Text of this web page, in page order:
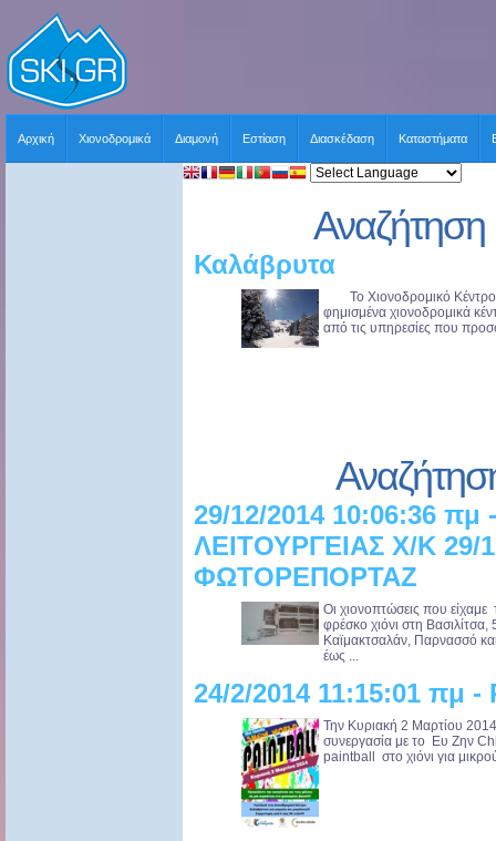
Αρχική Χιονοδρομικά Διαμονή Εστίαση Διασκέδαση Καταστήματα
Αναζήτηση
Καλάβρυτα
Το Χιονοδρομικό Κέντρο
φημισμένα χιονοδρομικά
από τις υπηρεσίες που
29/12/2014 10:06:36
ΛΕΙΤΟΥΡΓΕΙΑΣ Χ/Κ 29/
ΦΩΤΟΡΕΠΟΡΤΑΖ
Oι χιονοπτώσεις που
φρέσκο χιόνι στη
Καϊμακτσαλάν, Παρνασσό
έως ...
24/2/2014 11:15:01 πμ
Την Κυριακή 2 Μαρτίου
συνεργασία με το Ευ Ζην
paintball στο χιόνι για